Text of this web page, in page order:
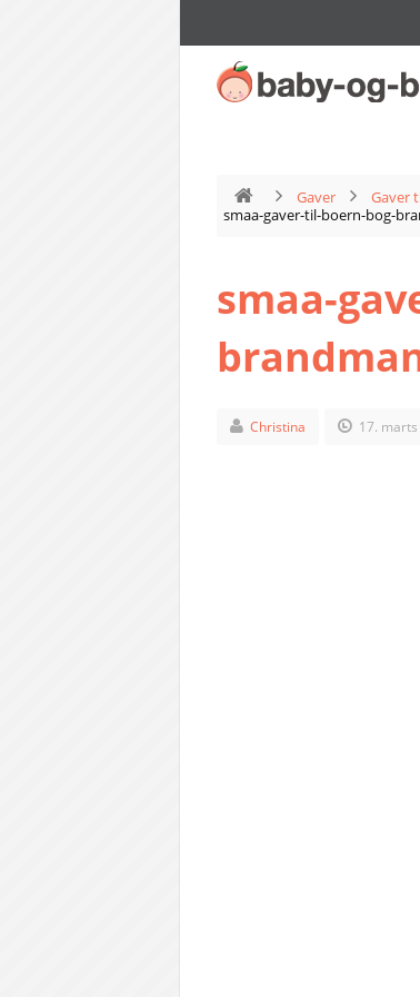
Gaver Gaver
smaa-gaver-til-boern-bog-
smaa-
Christina 17.